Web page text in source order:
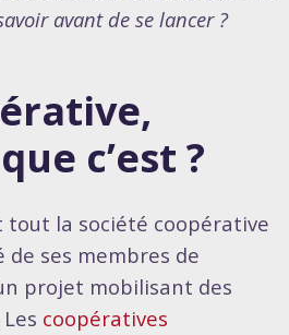
avant de se lancer ?
c’est ?
tout la société coopérative
de ses membres de
projet mobilisant des
coopératives